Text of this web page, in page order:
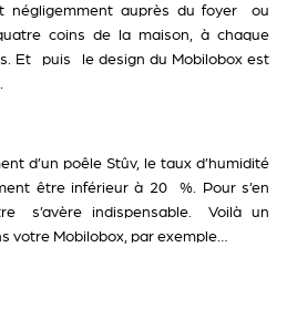
négligemment auprès du foyer ou
coins de la maison, à chaque
Et puis le design du Mobilobox est
d’un poêle Stûv, le taux d’humidité
être inférieur à 20 %. Pour s’en
s’avère indispensable. Voilà un
votre Mobilobox, par exemple…